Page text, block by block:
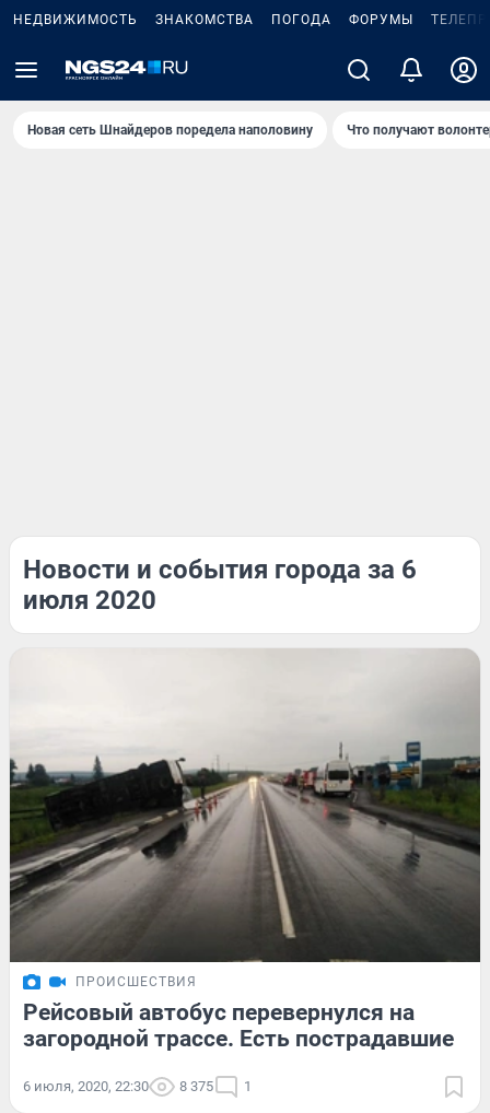
НЕДВИЖИМОСТЬ ЗНАКОМСТВА ПОГОДА ФОРУМЫ
Новая сеть Шнайдеров поредела наполовину Что получают
Новости и события города за 6
июля 2020
ПРОИСШЕСТВИЯ
Рейсовый автобус перевернулся на
загородной трассе. Есть пострадавшие
6 июля, 2020, 22:30 8 375 1